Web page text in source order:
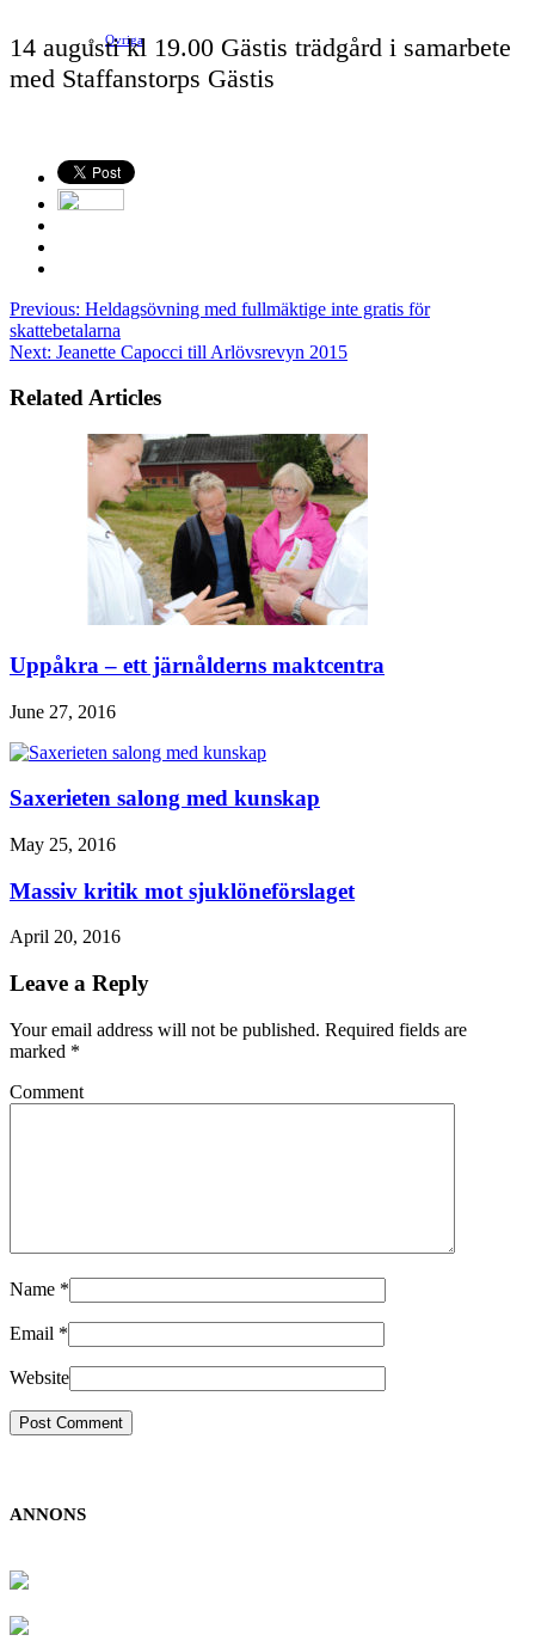
Ovriga
14 augusti kl 19.00 Gästis trädgård i samarbete
med Staffanstorps Gästis
Previous: Heldagsövning med fullmäktige inte gratis för
skattebetalarna
Next: Jeanette Capocci till Arlövsrevyn 2015
Related Articles
Uppåkra – ett järnålderns maktcentra
June 27, 2016
Saxerieten salong med kunskap
May 25, 2016
Massiv kritik mot sjuklöneförslaget
April 20, 2016
Leave a Reply
Your email address will not be published. Required fields are
marked *
Comment
Name *
Email *
Website
ANNONS